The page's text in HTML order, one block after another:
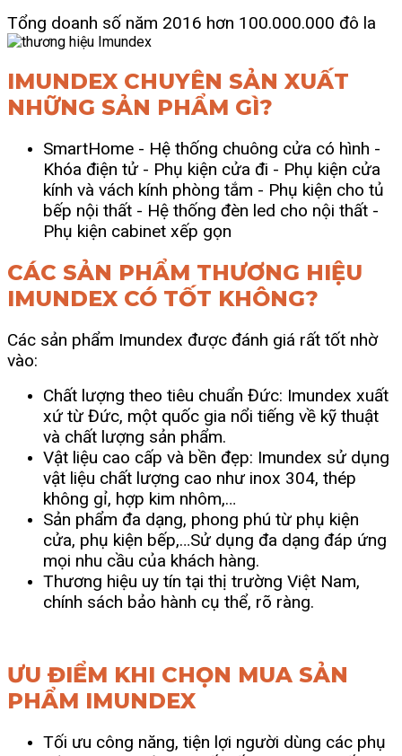
Tổng doanh số năm 2016 hơn 100.000.000 đô la
IMUNDEX CHUYÊN SẢN XUẤT
NHỮNG SẢN PHẨM GÌ?
SmartHome - Hệ thống chuông cửa có hình -
Khóa điện tử - Phụ kiện cửa đi - Phụ kiện cửa
kính và vách kính phòng tắm - Phụ kiện cho tủ
bếp nội thất - Hệ thống đèn led cho nội thất -
Phụ kiện cabinet xếp gọn
CÁC SẢN PHẨM THƯƠNG HIỆU
IMUNDEX CÓ TỐT KHÔNG?
Các sản phẩm Imundex được đánh giá rất tốt nhờ
vào:
Chất lượng theo tiêu chuẩn Đức: Imundex xuất
xứ từ Đức, một quốc gia nổi tiếng về kỹ thuật
và chất lượng sản phẩm.
Vật liệu cao cấp và bền đẹp: Imundex sử dụng
vật liệu chất lượng cao như inox 304, thép
không gỉ, hợp kim nhôm,…
Sản phẩm đa dạng, phong phú từ phụ kiện
cửa, phụ kiện bếp,…Sử dụng đa dạng đáp ứng
mọi nhu cầu của khách hàng.
Thương hiệu uy tín tại thị trường Việt Nam,
chính sách bảo hành cụ thể, rõ ràng.
ƯU ĐIỂM KHI CHỌN MUA SẢN
PHẨM IMUNDEX
Tối ưu công năng, tiện lợi người dùng các phụ